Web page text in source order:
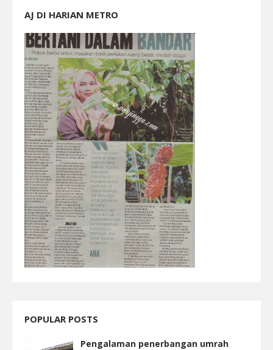
AJ DI HARIAN METRO
POPULAR POSTS
Pengalaman penerbangan umrah